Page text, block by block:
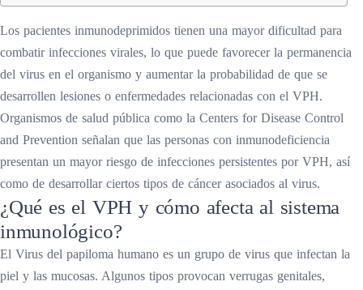
Los pacientes inmunodeprimidos tienen una mayor dificultad para
combatir infecciones virales, lo que puede favorecer la permanencia
del virus en el organismo y aumentar la probabilidad de que se
desarrollen lesiones o enfermedades relacionadas con el VPH.
Organismos de salud pública como la Centers for Disease Control
and Prevention señalan que las personas con inmunodeficiencia
presentan un mayor riesgo de infecciones persistentes por VPH, así
como de desarrollar ciertos tipos de cáncer asociados al virus.
¿Qué es el VPH y cómo afecta al sistema
inmunológico?
El Virus del papiloma humano es un grupo de virus que infectan la
piel y las mucosas. Algunos tipos provocan verrugas genitales,